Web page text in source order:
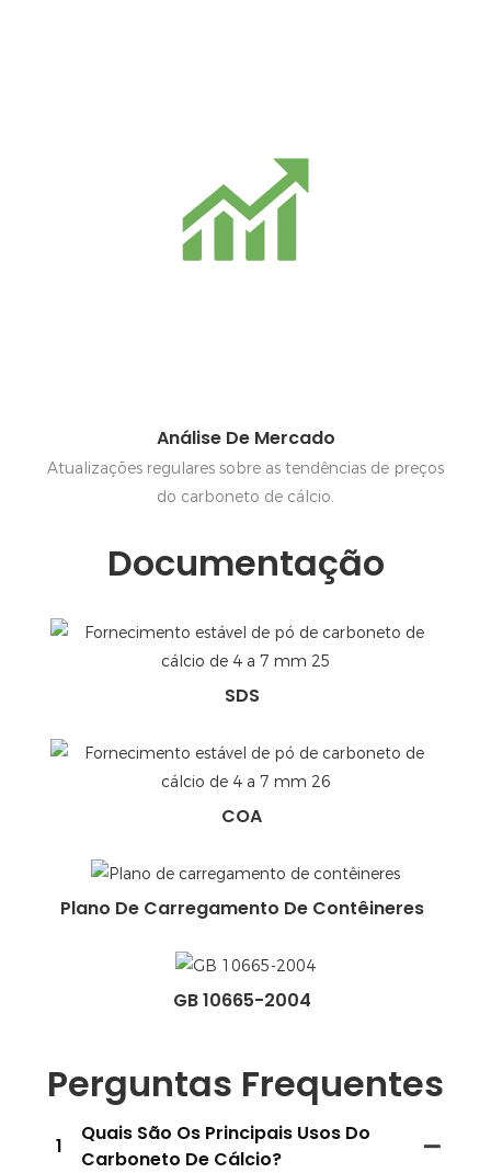
Análise De Mercado
Atualizações regulares sobre as tendências de preços
do carboneto de cálcio.
Documentação
SDS
COA
Plano De Carregamento De Contêineres
GB 10665-2004
Perguntas Frequentes
1
Quais São Os Principais Usos Do
Carboneto De Cálcio?